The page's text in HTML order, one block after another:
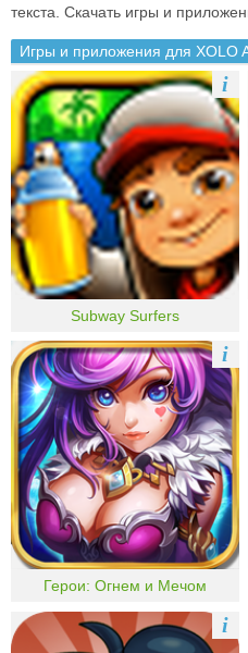
текста. Скачать игры и
Игры и приложения для XOLO
Subway Surfers
i
Герои: Огнем и Мечом
i
i